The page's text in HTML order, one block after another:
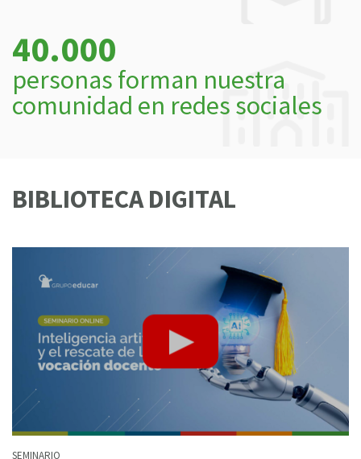
40.000
personas forman nuestra
comunidad en redes sociales
BIBLIOTECA DIGITAL
SEMINARIO